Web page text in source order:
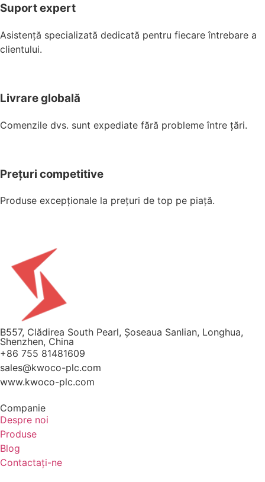
Suport expert
Asistență specializată dedicată pentru fiecare întrebare a
clientului.
Livrare globală
Comenzile dvs. sunt expediate fără probleme între țări.
Prețuri competitive
Produse excepționale la prețuri de top pe piață.
B557, Clădirea South Pearl, Șoseaua Sanlian, Longhua,
Shenzhen, China
+86 755 81481609
sales@kwoco-plc.com
www.kwoco-plc.com
Companie
Despre noi
Produse
Blog
Contactaţi-ne